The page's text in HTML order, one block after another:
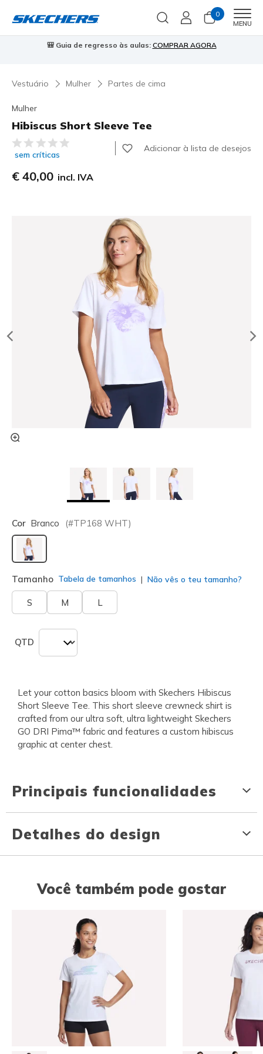
0
MENU
🎒 Guia de regresso às aulas: COMPRAR AGORA
Vestuário Mulher Partes de cima
Mulher
Hibiscus Short Sleeve Tee
4$2 de 5 – Classificação do cliente
sem críticas
Adicionar à lista de desejos
€ 40,00 incl. IVA
Cor Branco (#TP168 WHT)
selecionado
Tamanho Tabela de tamanhos Não vês o teu tamanho?
S M L
QTD
Let your cotton basics bloom with Skechers Hibiscus
Short Sleeve Tee. This short sleeve crewneck shirt is
crafted from our ultra soft, ultra lightweight Skechers
GO DRI Pima™ fabric and features a custom hibiscus
graphic at center chest.
Principais funcionalidades
Detalhes do design
Você também pode gostar